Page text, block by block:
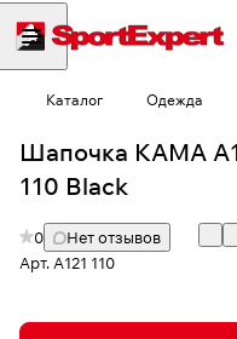
Каталог Одежда
Шапочка КАМА
110 Black
0
Нет отзывов
Арт. A121 110